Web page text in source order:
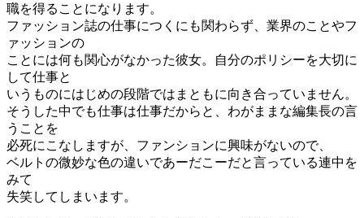
職を得ることになります。
ファッション誌の仕事につくにも関わらず、業界のことやフ
ァッションの
ことには何も関心がなかった彼女。自分のポリシーを大切に
して仕事と
いうものにはじめの段階ではまともに向き合っていません。
そうした中でも仕事は仕事だからと、わがままな編集長の言
うことを
必死にこなしますが、ファンションに興味がないので、
ベルトの微妙な色の違いであーだこーだと言っている連中を
みて
失笑してしまいます。